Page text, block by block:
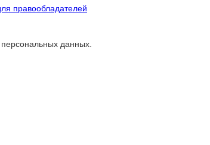
правообладателей
данных.